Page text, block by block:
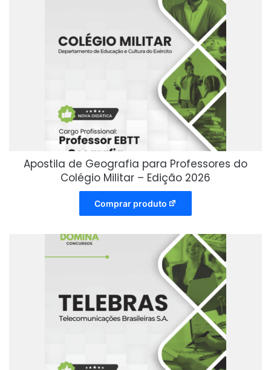
Apostila de Geografia para Professores do
Colégio Militar – Edição 2026
Comprar produto